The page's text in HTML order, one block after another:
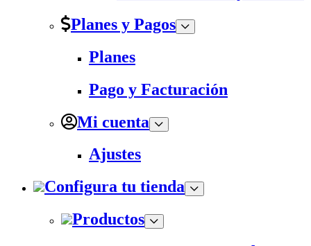
Planes y Pagos
Planes
Pago y Facturación
Mi cuenta
Ajustes
Configura tu tienda
Productos